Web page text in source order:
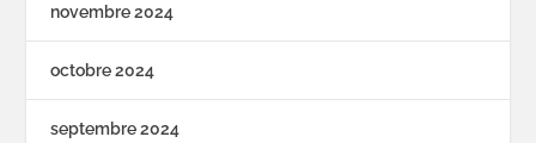
novembre 2024
octobre 2024
septembre 2024